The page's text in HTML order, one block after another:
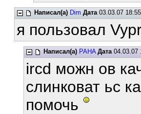
Написал(а) Dim Дата03.03.07 18:55
я пользовал
Написал(а) PAHA Дата04.03.07
ircd можн ов
слинковат ьс
помочь